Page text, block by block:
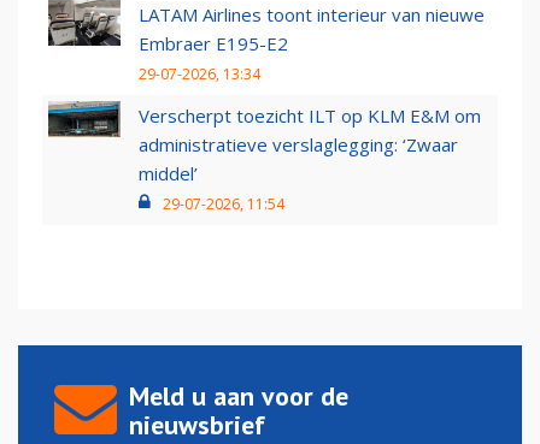
LATAM Airlines toont interieur van nieuwe
Embraer E195-E2
29-07-2026, 13:34
Verscherpt toezicht ILT op KLM E&M om
administratieve verslaglegging: ‘Zwaar
middel’
29-07-2026, 11:54
Meld u aan voor de
nieuwsbrief